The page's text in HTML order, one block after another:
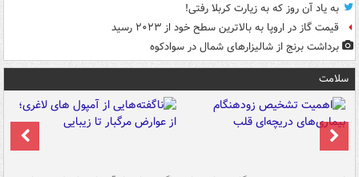
به یاد آن روز که به زیارت کربلا رفتی!
قیمت گاز در اروپا به بالاترین سطح خود از ۲۰۲۳ رسید
برداشت برنج از شالیزارهای شمال در سوادکوه
سلامت